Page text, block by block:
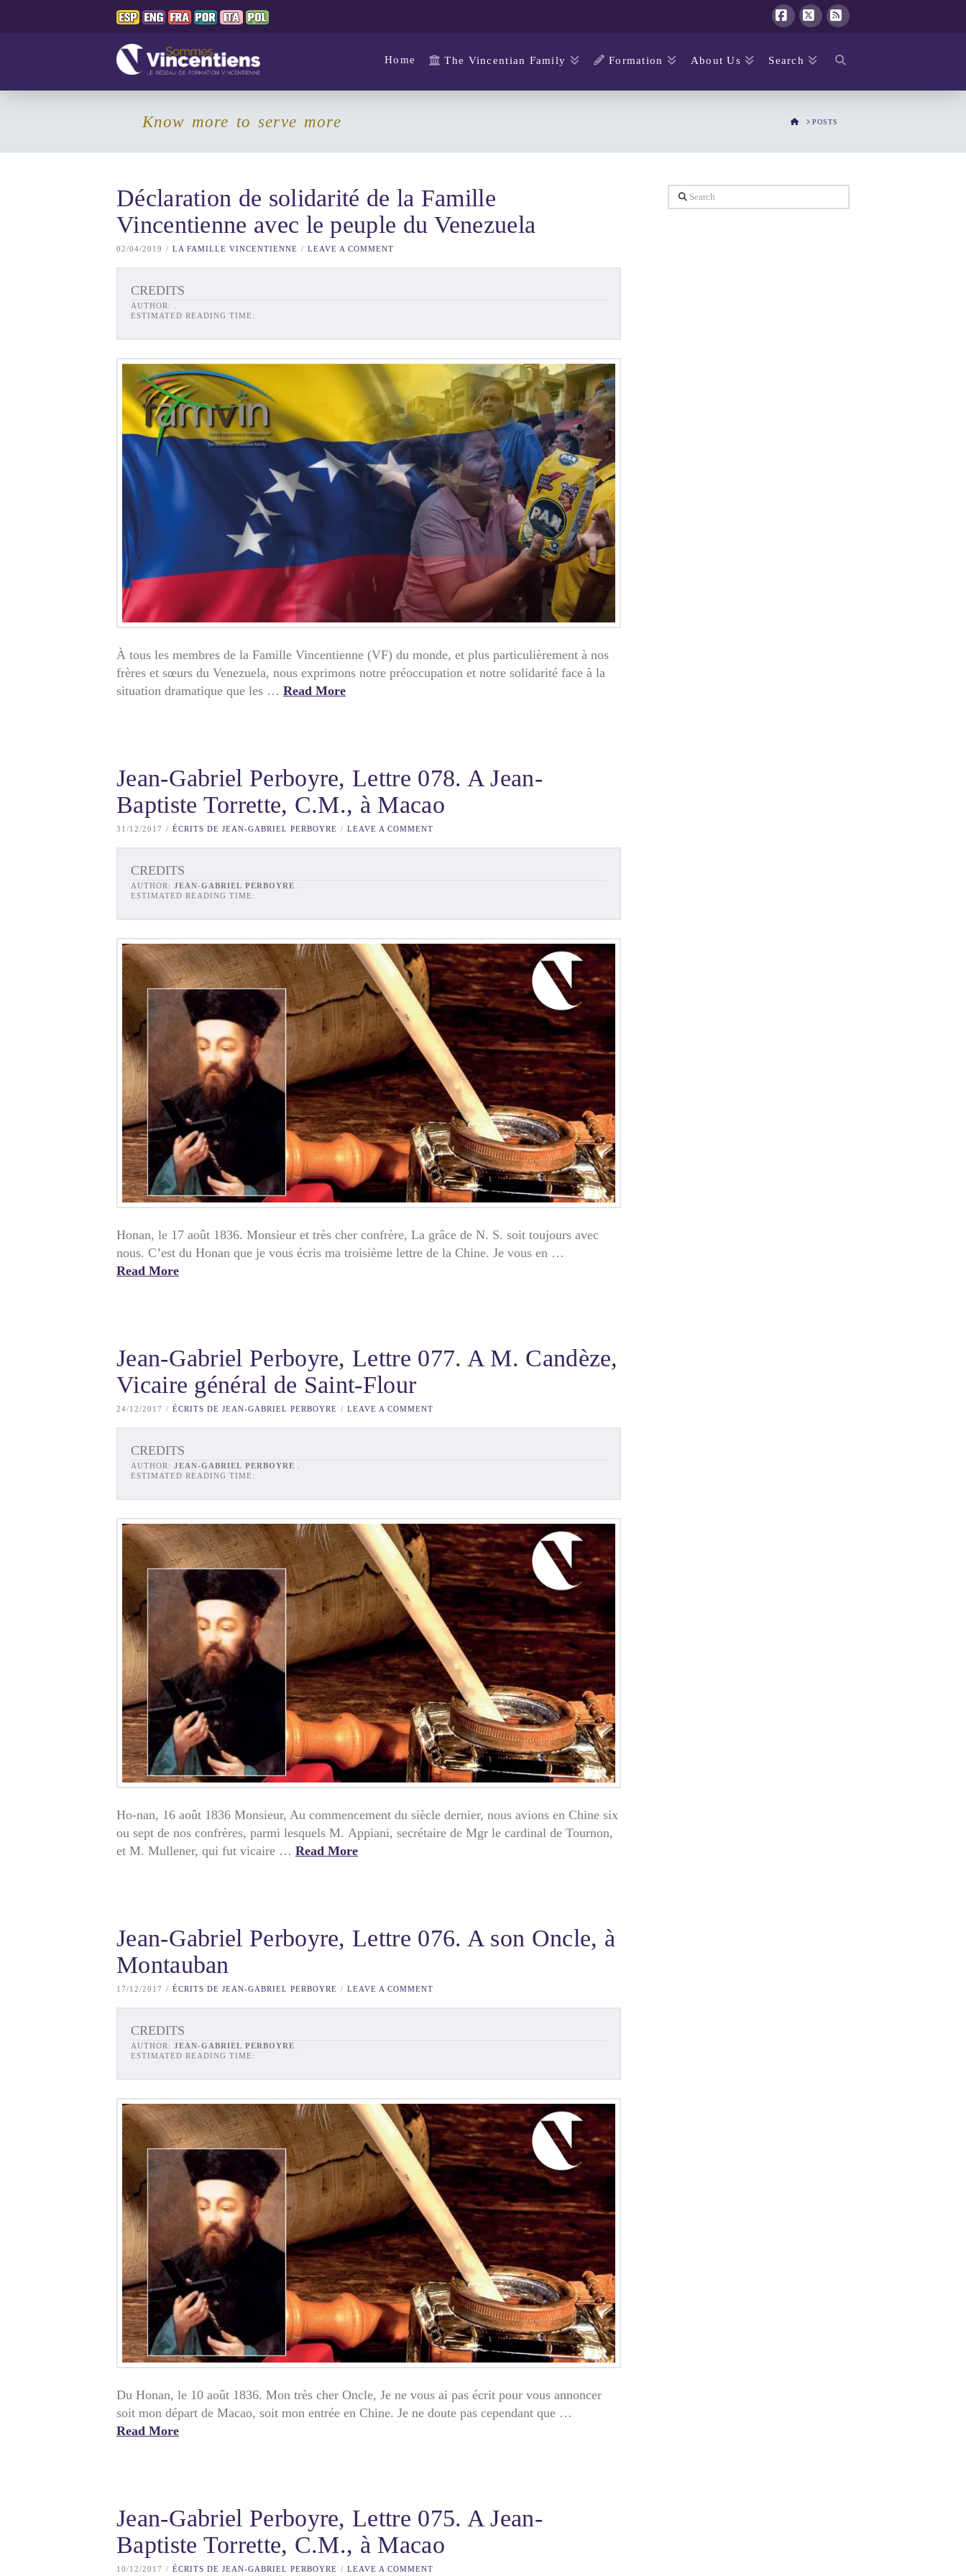
Home The Vincentian Family Formation About Us Search
Know more to serve more HOMEPOSTS
Déclaration de solidarité de la Famille
Vincentienne avec le peuple du Venezuela
02/04/2019 LA FAMILLE VINCENTIENNE LEAVE A COMMENT
CREDITS
AUTHOR:
ESTIMATED READING TIME:
À tous les membres de la Famille Vincentienne (VF) du monde, et plus particulièrement à nos
frères et sœurs du Venezuela, nous exprimons notre préoccupation et notre solidarité face à la
situation dramatique que les … Read More
Jean-Gabriel Perboyre, Lettre 078. A Jean-
Baptiste Torrette, C.M., à Macao
31/12/2017 ÉCRITS DE JEAN-GABRIEL PERBOYRE LEAVE A COMMENT
CREDITS
AUTHOR: JEAN-GABRIEL PERBOYRE
ESTIMATED READING TIME:
Honan, le 17 août 1836. Monsieur et très cher confrère, La grâce de N. S. soit toujours avec
nous. C’est du Honan que je vous écris ma troisième lettre de la Chine. Je vous en …
Read More
Jean-Gabriel Perboyre, Lettre 077. A M. Candèze,
Vicaire général de Saint-Flour
24/12/2017 ÉCRITS DE JEAN-GABRIEL PERBOYRE LEAVE A COMMENT
CREDITS
AUTHOR: JEAN-GABRIEL PERBOYRE
ESTIMATED READING TIME:
Ho-nan, 16 août 1836 Monsieur, Au commencement du siècle dernier, nous avions en Chine six
ou sept de nos confrères, parmi lesquels M. Appiani, secrétaire de Mgr le cardinal de Tournon,
et M. Mullener, qui fut vicaire … Read More
Jean-Gabriel Perboyre, Lettre 076. A son Oncle, à
Montauban
17/12/2017 ÉCRITS DE JEAN-GABRIEL PERBOYRE LEAVE A COMMENT
CREDITS
AUTHOR: JEAN-GABRIEL PERBOYRE
ESTIMATED READING TIME:
Du Honan, le 10 août 1836. Mon très cher Oncle, Je ne vous ai pas écrit pour vous annoncer
soit mon départ de Macao, soit mon entrée en Chine. Je ne doute pas cependant que …
Read More
Jean-Gabriel Perboyre, Lettre 075. A Jean-
Baptiste Torrette, C.M., à Macao
10/12/2017 ÉCRITS DE JEAN-GABRIEL PERBOYRE LEAVE A COMMENT
Search